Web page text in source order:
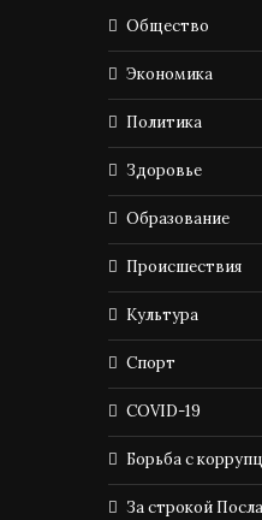
Общество
Экономика
Политика
Здоровье
Образование
Происшествия
Культура
Спорт
COVID-19
Борьба с
За строкой